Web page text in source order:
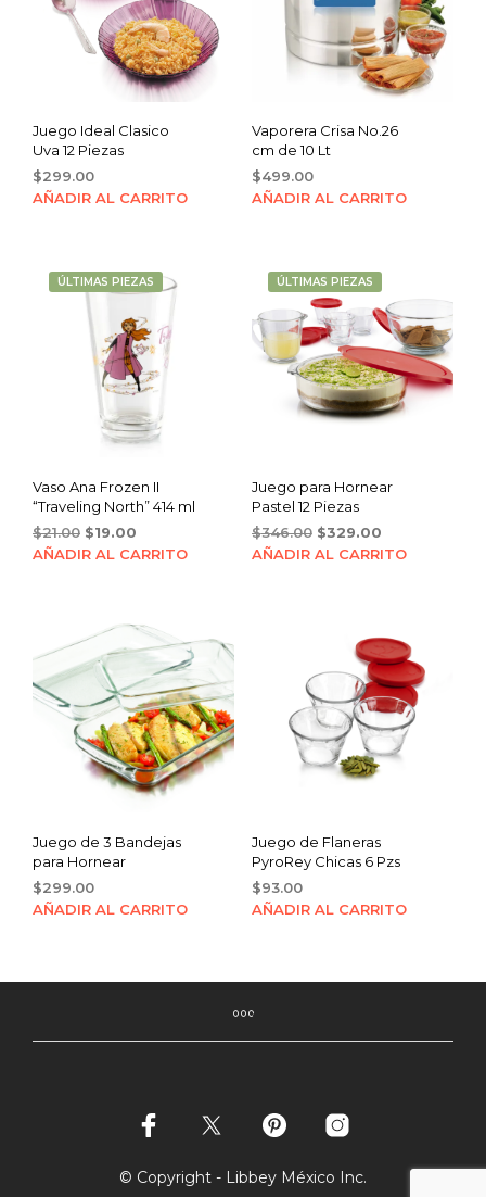
Juego Ideal Clasico
Uva 12 Piezas
$299.00
AÑADIR AL CARRITO
Vaporera Crisa No.26
cm de 10 Lt
$499.00
AÑADIR AL CARRITO
ÚLTIMAS PIEZAS
Vaso Ana Frozen II
“Traveling North” 414 ml
$21.00 Original
price
$19.00
price
AÑADIR AL CARRITO
ÚLTIMAS PIEZAS
Juego para Hornear
Pastel 12 Piezas
$346.00 Original
price
$329.00Current
price
AÑADIR AL CARRITO
Juego de 3 Bandejas
para Hornear
$299.00
AÑADIR AL CARRITO
Juego de Flaneras
PyroRey Chicas 6 Pzs
$93.00
AÑADIR AL CARRITO
© Copyright - Libbey México Inc.